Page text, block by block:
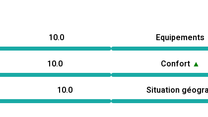
10.0 Equipements
10.0 Confort ▲
10.0 Situation